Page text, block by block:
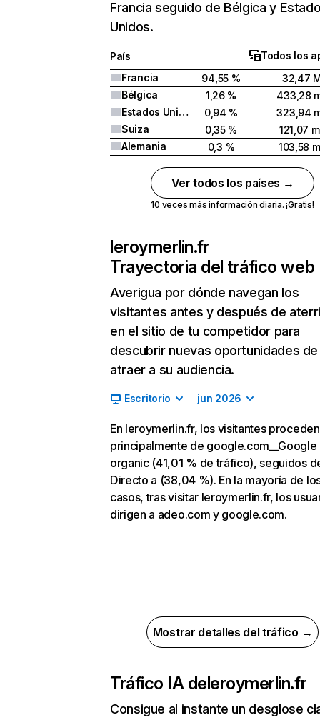
Francia seguido de Bélgica y
Unidos.
País
Todos los
Francia
94,55 %
32,47
Bélgica
1,26 %
433,28
Estados Unidos
0,94 %
323,94
Suiza
0,35 %
121,07
Alemania
0,3 % 103,58
Ver todos los países →
10 veces más información diaria. ¡Gratis!
leroymerlin.fr
Trayectoria del tráfico web
Averigua por dónde navegan los
visitantes antes y después de
en el sitio de tu competidor para
descubrir nuevas oportunidades de
atraer a su audiencia.
Escritorio jun 2026
En leroymerlin.fr, los visitantes proceden
principalmente de google.com__Google
organic (41,01 % de tráfico), seguidos
Directo a (38,04 %). En la mayoría de
casos, tras visitar leroymerlin.fr, los
dirigen a adeo.com y google.com.
Mostrar detalles del tráfico →
Tráfico IA deleroymerlin.fr
Consigue al instante un desglose